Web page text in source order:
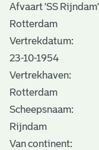
Afvaart 'SS
Rotterdam
Vertrekdatum:
23-10-1954
Vertrekhaven:
Rotterdam
Scheepsnaam:
Rijndam
Van continent: